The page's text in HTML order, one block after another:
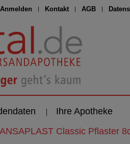
Anmelden Kontakt AGB
Ihre Apotheke
Classic Pflaster